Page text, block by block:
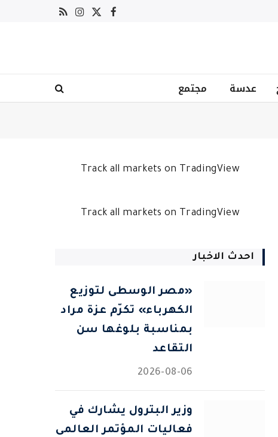
فيسبوك
X
الانستغرام
RSS
عدسة مجتمع
Track all markets on TradingView
Track all markets on TradingView
احدث الاخبار
«مصر الوسطى لتوزيع
الكهرباء» تكرّم عزة مراد
بمناسبة بلوغها سن
التقاعد
2026-08-06
وزير البترول يشارك في
فعاليات المؤتمر العالمى